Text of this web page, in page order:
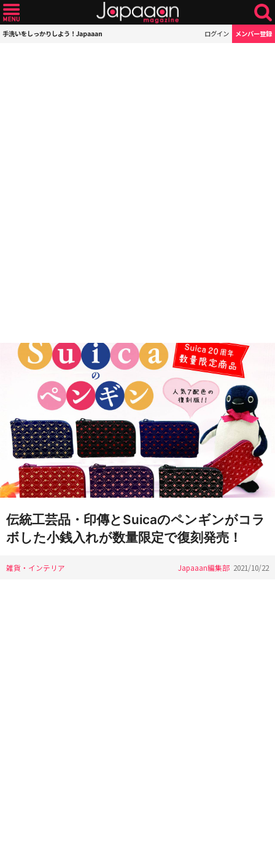
手洗いをしっかりしよう！Japaaan ログイン メンバー登録
伝統工芸品・印傳とSuicaのペンギンがコラ
ボした小銭入れが数量限定で復刻発売！
雑貨・インテリア Japaaan編集部 2021/10/22